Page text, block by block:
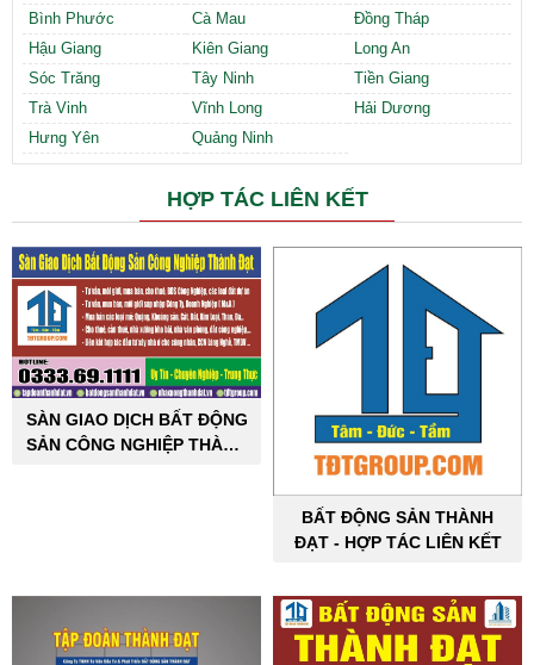
Bình Phước
Cà Mau
Đồng Tháp
Hậu Giang
Kiên Giang
Long An
Sóc Trăng
Tây Ninh
Tiền Giang
Trà Vinh
Vĩnh Long
Hải Dương
Hưng Yên
Quảng Ninh
HỢP TÁC LIÊN KẾT
SÀN GIAO DỊCH BẤT ĐỘNG
SẢN CÔNG NGHIỆP THÀNH
BẤT ĐỘNG SẢN THÀNH
ĐẠT - HỢP TÁC LIÊN KẾT